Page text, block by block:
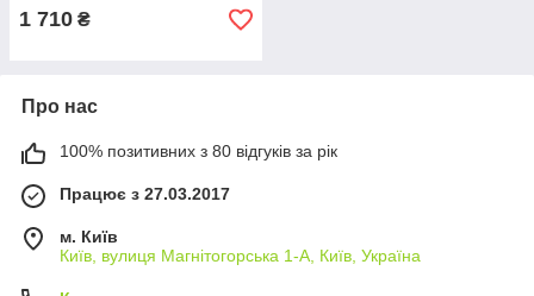
1 710 ₴
Про нас
100% позитивних з 80 відгуків за рік
Працює з 27.03.2017
м. Київ
Київ, вулиця Магнітогорська 1-А, Київ, Україна